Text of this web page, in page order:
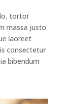
tortor
massa justo
laoreet
consectetur
bibendum